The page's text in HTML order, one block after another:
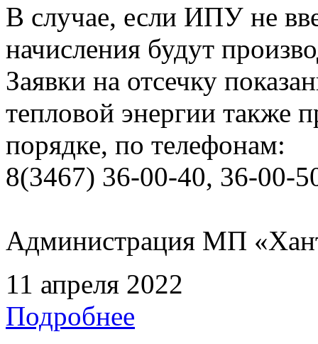
В случае, если ИПУ не
начисления будут
Заявки на отсечку
тепловой энергии также
порядке, по телефонам:
8(3467) 36-00-40, 36-00-
Администрация МП
11 апреля 2022
Подробнее